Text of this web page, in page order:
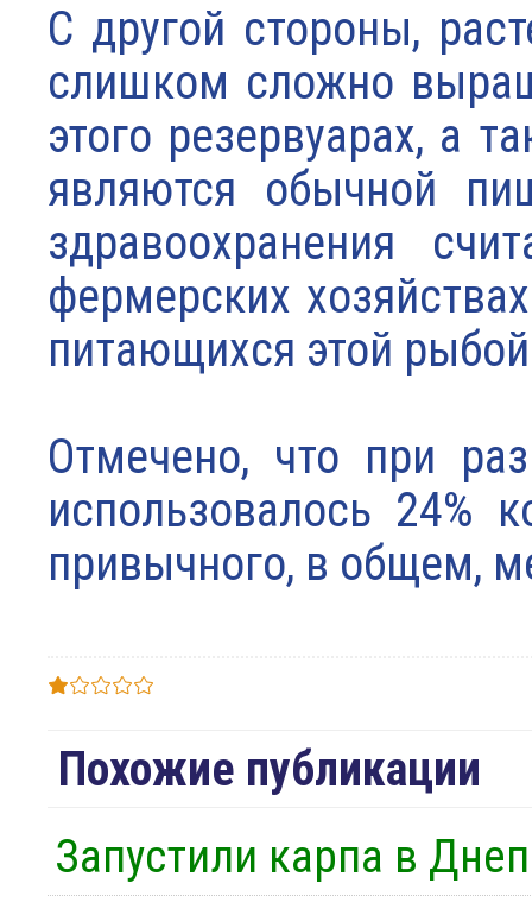
С другой стороны,
слишком сложно
этого резервуарах, а
являются обычной
здравоохранения
фермерских
питающихся этой
Отмечено, что при
использовалось 24%
привычного, в общем,
Похожие публикации
Запустили карпа в